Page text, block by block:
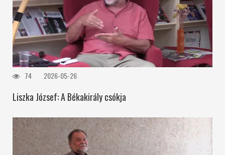
74 2026-05-26
Liszka József: A Békakirály csókja